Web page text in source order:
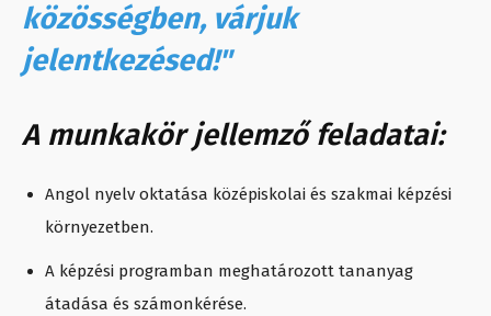
közösségben, várjuk
jelentkezésed!"
A munkakör jellemző feladatai:
Angol nyelv oktatása középiskolai és szakmai képzési
környezetben.
A képzési programban meghatározott tananyag
átadása és számonkérése.